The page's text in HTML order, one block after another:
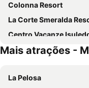
Colonna Resort
La Corte Smeralda
Centro Vacanze
Grand Hotel Palau
La Vecchia Fonte Boutique
Mais atrações -
La Pelosa